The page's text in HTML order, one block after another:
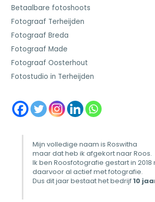
Betaalbare fotoshoots
Fotograaf Terheijden
Fotograaf Breda
Fotograaf Made
Fotograaf Oosterhout
Fotostudio in Terheijden
Mijn volledige naam is Roswitha
maar dat heb ik afgekort naar Roos.
Ik ben Roosfotografie gestart in 2018
daarvoor al actief met fotografie.
Dus dit jaar bestaat het bedrijf10